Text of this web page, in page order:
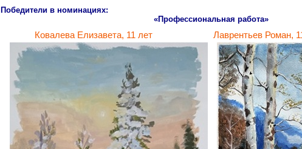
Победители в номинациях:
«Профессиональная работа»
Ковалева Елизавета, 11 лет Лаврентьев Роман, 11